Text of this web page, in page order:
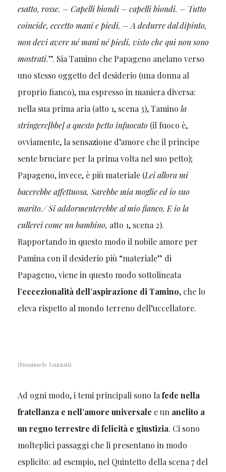
esatto, rosse. – Capelli biondi – capelli biondi. – Tutto
coincide, eccetto mani e piedi. – A dedurre dal dipinto,
non devi avere né mani né piedi, visto che qui non sono
mostrati.”. Sia Tamino che Papageno anelano verso
uno stesso oggetto del desiderio (una donna al
proprio fianco), ma espresso in maniera diversa:
nella sua prima aria (atto 1, scena 3), Tamino la
stringere[bbe] a questo petto infuocato(il fuoco è,
ovviamente, la sensazione d’amore che il principe
sente bruciare per la prima volta nel suo petto);
Papageno, invece, è più materiale (Lei allora mi
bacerebbe affettuosa, Sarebbe mia moglie ed io suo
marito./ Si addormenterebbe al mio fianco, E io la
cullerei come un bambino, atto 1, scena 2).
Rapportando in questo modo il nobile amore per
Pamina con il desiderio più “materiale” di
Papageno, viene in questo modo sottolineata
l’eccezionalità dell’aspirazione di Tamino, che lo
eleva rispetto al mondo terreno dell’uccellatore.
(Emanuele Luzzati)
Ad ogni modo, i temi principali sono la fede nella
fratellanza e nell’amore universale e un anelito a
un regno terrestre di felicità e giustizia. Ci sono
molteplici passaggi che li presentano in modo
esplicito: ad esempio, nel Quintetto della scena 7 del